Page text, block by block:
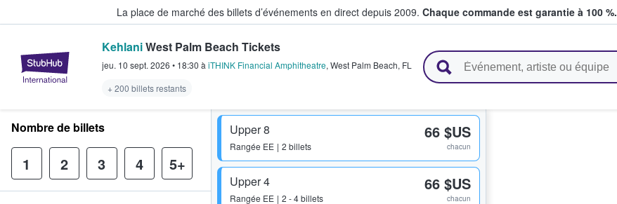
La place de marché des billets d’événements en direct depuis 2009. Chaque commande est garantie à 100 %.
StubHub - Où les fans achètent et vendent des billets
KehlaniWest Palm Beach Tickets
jeu. 10 sept. 2026 • 18:30 à iTHINK Financial Amphitheatre, West Palm Beach, FL
+ 200 billets restants
Upper 8
Rangée EE 2 billets
66 $US
chacun
Upper 4
Rangée EE 2 - 4 billets
66 $US
chacun
Nombre de billets
1 2 3 4 5+